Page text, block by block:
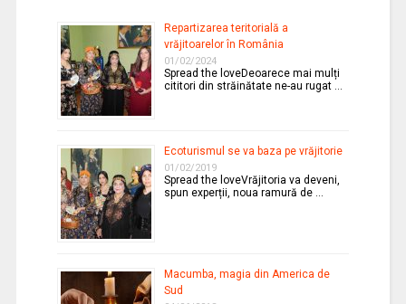
Repartizarea teritorială a
vrăjitoarelor în România
01/02/2024
Spread the loveDeoarece mai mulți
cititori din străinătate ne-au rugat …
Ecoturismul se va baza pe vrăjitorie
01/02/2019
Spread the loveVrăjitoria va deveni,
spun experții, noua ramură de …
Macumba, magia din America de
Sud